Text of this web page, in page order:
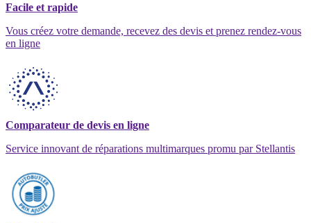
Facile et rapide
Vous créez votre demande, recevez des devis et prenez rendez-vous
en ligne
Comparateur de devis en ligne
Service innovant de réparations multimarques promu par Stellantis